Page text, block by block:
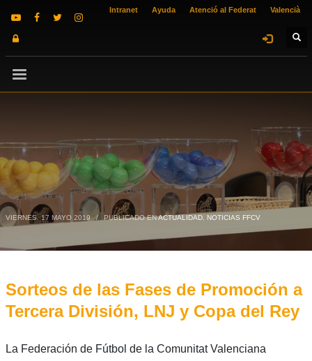
Intranet Ayuda Atenció al Federat Valencià
VIERNES, 17 MAYO 2019 / PUBLICADO ENACTUALIDAD, NOTICIAS FFCV
Sorteos de las Fases de Promoción a
Tercera División, LNJ y Copa del Rey
La Federación de Fútbol de la Comunitat Valenciana